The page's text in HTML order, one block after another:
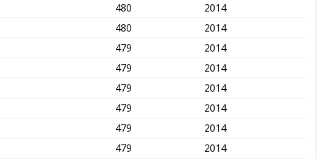
480 2014
480 2014
479 2014
479 2014
479 2014
479 2014
479 2014
479 2014